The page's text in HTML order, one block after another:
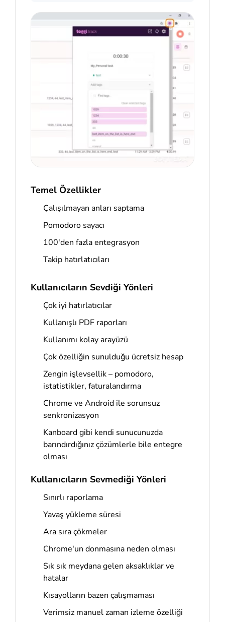
Temel Özellikler
Çalışılmayan anları saptama
Pomodoro sayacı
100'den fazla entegrasyon
Takip hatırlatıcıları
Kullanıcıların Sevdiği Yönleri
Çok iyi hatırlatıcılar
Kullanışlı PDF raporları
Kullanımı kolay arayüzü
Çok özelliğin sunulduğu ücretsiz hesap
Zengin işlevsellik – pomodoro,
istatistikler, faturalandırma
Chrome ve Android ile sorunsuz
senkronizasyon
Kanboard gibi kendi sunucunuzda
barındırdığınız çözümlerle bile entegre
olması
Kullanıcıların Sevmediği Yönleri
Sınırlı raporlama
Yavaş yükleme süresi
Ara sıra çökmeler
Chrome'un donmasına neden olması
Sık sık meydana gelen aksaklıklar ve
hatalar
Kısayolların bazen çalışmaması
Verimsiz manuel zaman izleme özelliği